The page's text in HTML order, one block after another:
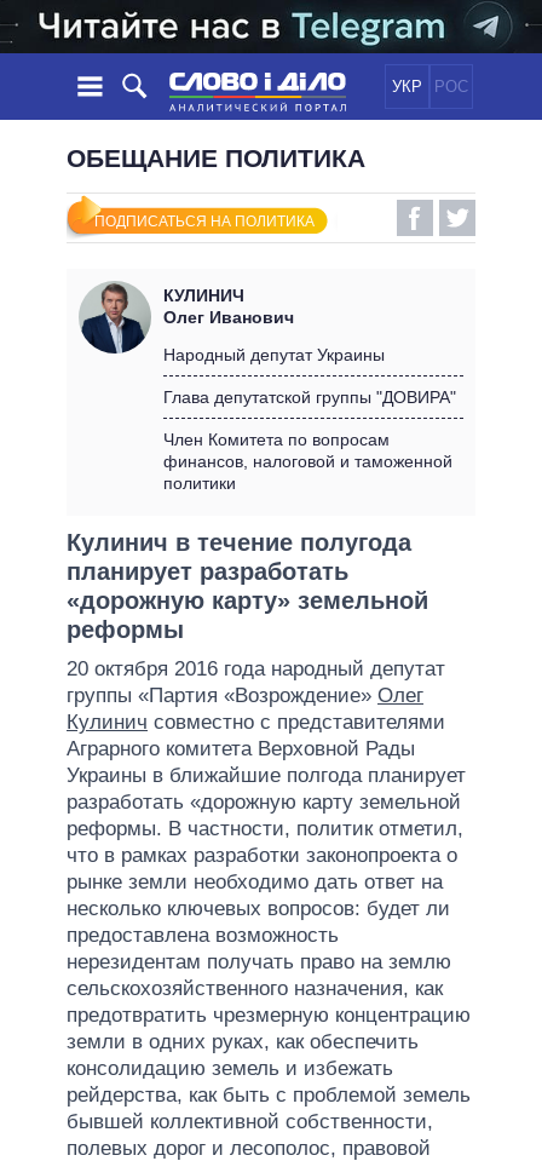
УКР РОС
НОВОСТИ
ЛЕНТА
СОБЫТИЯ
СТАТЬИ
МНЕНИЯ
ОБЗОРЫ
ДАЙДЖЕСТЫ
ПОЛИТИКА
ЭКОНОМИКА
МИР
ОБЕЩАНИЯ
ВСЕ ПОЛИТИКИ
ПРЕЗИДЕНТ И ОФИС
КАБИНЕТ МИНИСТРОВ
ГЛАВЫ ОБЛАДМИНИСТРАЦИЙ
ИНФОГРАФИКА
ВИДЕО
ПОДДЕРЖАТЬ
СРАВНЕНИЕ ПОЛИТИКОВ
ОБЕЩАНИЕ ПОЛИТИКА
ПОДПИСАТЬСЯ НА ПОЛИТИКА
КУЛИНИЧ
Олег Иванович
Народный депутат Украины
Глава депутатской группы "ДОВИРА"
Член Комитета по вопросам
финансов, налоговой и таможенной
политики
Кулинич в течение полугода
планирует разработать
«дорожную карту» земельной
реформы
20 октября 2016 года народный депутат
группы «Партия «Возрождение» Олег
Кулинич совместно с представителями
Аграрного комитета Верховной Рады
Украины в ближайшие полгода планирует
разработать «дорожную карту земельной
реформы. В частности, политик отметил,
что в рамках разработки законопроекта о
рынке земли необходимо дать ответ на
несколько ключевых вопросов: будет ли
предоставлена возможность
нерезидентам получать право на землю
сельскохозяйственного назначения, как
предотвратить чрезмерную концентрацию
земли в одних руках, как обеспечить
консолидацию земель и избежать
рейдерства, как быть с проблемой земель
бывшей коллективной собственности,
полевых дорог и лесополос, правовой